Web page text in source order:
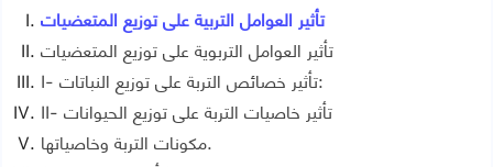
تأثير العوامل التربية على توزيع المتعضيات
تأثير العوامل التربوية على توزيع المتعضيات
I- تأثير خصائص التربة على توزيع النباتات:
II- تأثير خاصيات التربة على توزيع الحيوانات
1- تأثير ملوحة التربة على بعض اللافقريات المتواجدة بالتربة
مكونات التربة وخاصياتها.